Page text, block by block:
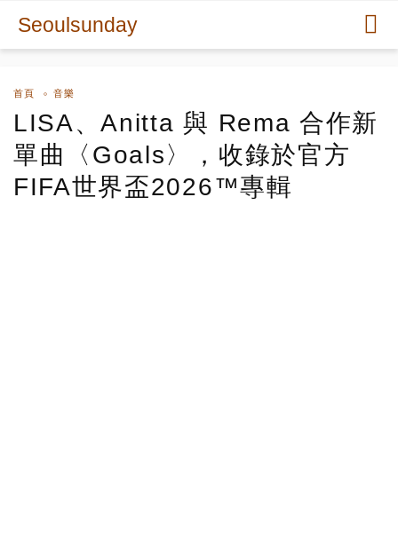
Seoulsunday
首頁 音樂
LISA、Anitta 與 Rema 合作新
單曲〈Goals〉，收錄於官方
FIFA世界盃2026™專輯